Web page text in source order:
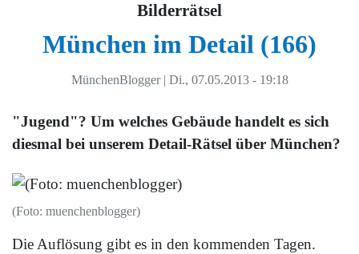
Bilderrätsel
München im Detail (166)
MünchenBlogger | Di., 07.05.2013 - 19:18
"Jugend"? Um welches Gebäude handelt es sich
diesmal bei unserem Detail-Rätsel über München?
(Foto: muenchenblogger)
Die Auflösung gibt es in den kommenden Tagen.